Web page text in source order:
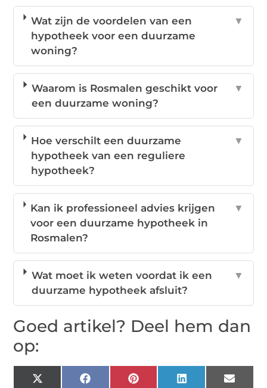
Wat zijn de voordelen van een
hypotheek voor een duurzame
woning?
▼
Waarom is Rosmalen geschikt voor
een duurzame woning?
▼
Hoe verschilt een duurzame
hypotheek van een reguliere
hypotheek?
▼
Kan ik professioneel advies krijgen
voor een duurzame hypotheek in
Rosmalen?
▼
Wat moet ik weten voordat ik een
duurzame hypotheek afsluit?
▼
Goed artikel? Deel hem dan
op:
X
FacebookPinterestLinkedIn Email